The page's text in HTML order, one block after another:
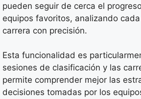
pueden seguir de cerca el
equipos favoritos, analizando
carrera con precisión.
Esta funcionalidad es
sesiones de clasificación y las
permite comprender mejor las
decisiones tomadas por los